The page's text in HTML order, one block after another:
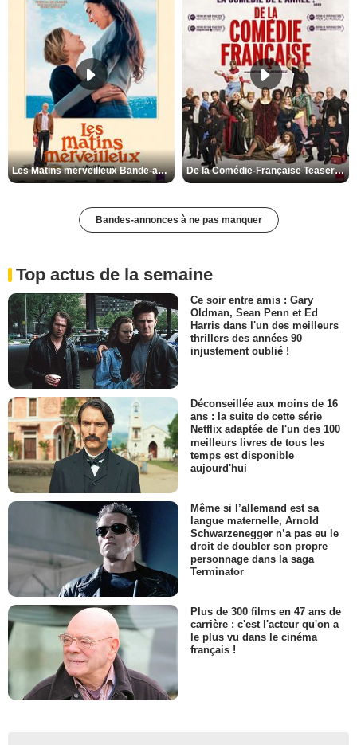
Les Matins merveilleux Bande-annonce VF De la Comédie-Française Teaser VF
Bandes-annonces à ne pas manquer
Top actus de la semaine
Ce soir entre amis : Gary
Oldman, Sean Penn et Ed
Harris dans l'un des meilleurs
thrillers des années 90
injustement oublié !
Déconseillée aux moins de 16
ans : la suite de cette série
Netflix adaptée de l'un des 100
meilleurs livres de tous les
temps est disponible
aujourd'hui
Même si l’allemand est sa
langue maternelle, Arnold
Schwarzenegger n’a pas eu le
droit de doubler son propre
personnage dans la saga
Terminator
Plus de 300 films en 47 ans de
carrière : c'est l'acteur qu'on a
le plus vu dans le cinéma
français !